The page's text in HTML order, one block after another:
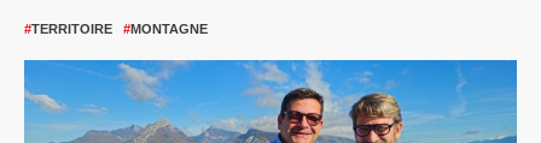
#TERRITOIRE #MONTAGNE